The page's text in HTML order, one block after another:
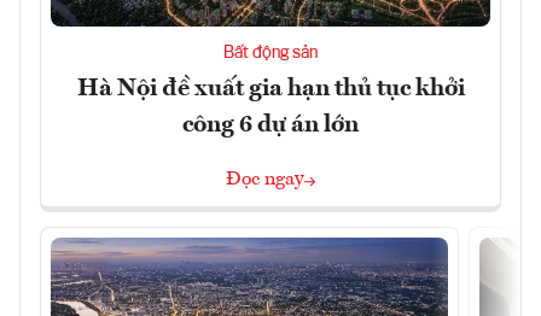
Bất động sản
Hà Nội đề xuất gia hạn thủ tục khởi
công 6 dự án lớn
Đọc ngay